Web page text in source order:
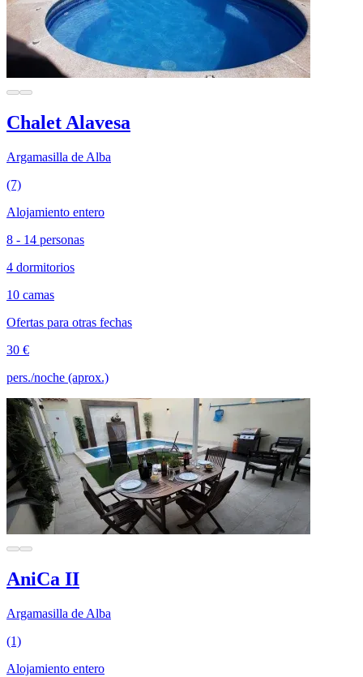
Chalet Alavesa
Argamasilla de Alba
(7)
Alojamiento entero
8 - 14 personas
4 dormitorios
10 camas
Ofertas para otras fechas
30 €
pers./noche (aprox.)
AniCa II
Argamasilla de Alba
(1)
Alojamiento entero